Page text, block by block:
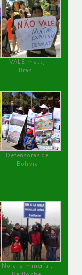
VALE mata,
Brasil
Defensoras de
Bolivia
No a la minería ,